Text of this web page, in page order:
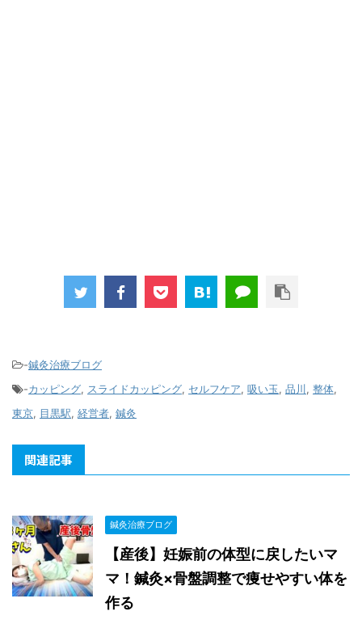
-鍼灸治療ブログ
-カッピング, スライドカッピング, セルフケア, 吸い玉, 品川, 整体,
東京, 目黒駅, 経営者, 鍼灸
関連記事
鍼灸治療ブログ
【産後】妊娠前の体型に戻したいマ
マ！鍼灸×骨盤調整で痩せやすい体を
作る